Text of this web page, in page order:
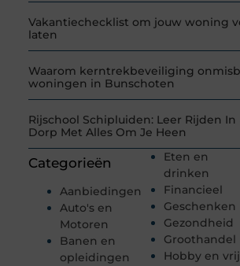
Vakantiechecklist om jouw woning
laten
Waarom kerntrekbeveiliging
woningen in Bunschoten
Rijschool Schipluiden: Leer Rijden In
Dorp Met Alles Om Je Heen
Categorieën
Aanbiedingen
Auto's en
Motoren
Banen en
opleidingen
Eten en
drinken
Financieel
Geschenken
Gezondheid
Groothandel
Hobby en